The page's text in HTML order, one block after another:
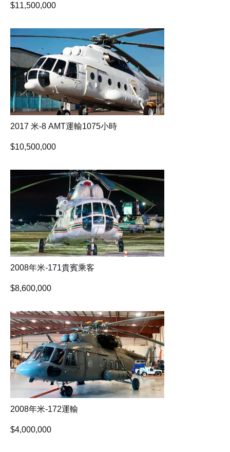
$11,500,000
2017 米-8 AMT運輸1075小時
$10,500,000
2008年米-171貴賓乘客
$8,600,000
2008年米-172運輸
$4,000,000